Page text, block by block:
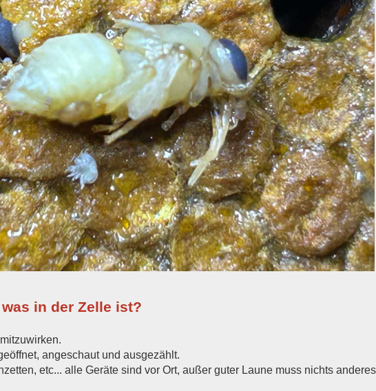
in der Zelle ist?
angeschaut und ausgezählt.
etc... alle Geräte sind vor Ort, außer guter Laune muss nichts